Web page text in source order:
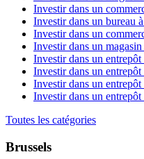
Investir dans un
Investir dans un bureau
Investir dans un
Investir dans un
Investir dans un
Investir dans un
Investir dans un
Investir dans un
Toutes les catégories
Brussels